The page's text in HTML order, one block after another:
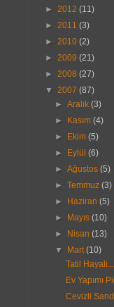
► 2012 (11)
► 2011 (3)
► 2010 (2)
► 2009 (21)
► 2008 (27)
▼ 2007 (87)
►Aralık(3)
►
Kasım(4)
►
Ekim(5)
►
Eylül(6)
►Ağustos(5)
►Temmuz(3)
►
Haziran(5)
►
Mayıs(10)
►
Nisan(13)
▼
Mart(10)
Tatil Hayali...
Ev Yapımı
Cevizli